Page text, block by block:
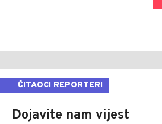
ČITAOCI REPORTERI
Dojavite nam vijest